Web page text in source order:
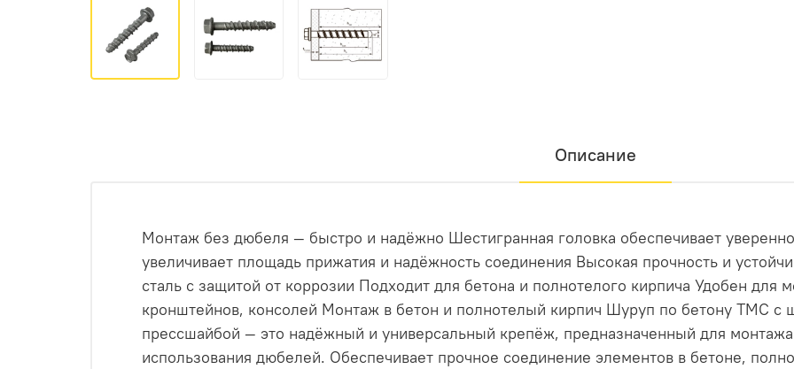
Описание
Монтаж без дюбеля — быстро и надёжно Шестигранная головка обеспечивает
увеличивает площадь прижатия и надёжность соединения Высокая прочность и
сталь с защитой от коррозии Подходит для бетона и полнотелого кирпича Удобен для
кронштейнов, консолей Монтаж в бетон и полнотелый кирпич Шуруп по бетону ТМС с
прессшайбой — это надёжный и универсальный крепёж, предназначенный для
использования дюбелей. Обеспечивает прочное соединение элементов в бетоне,